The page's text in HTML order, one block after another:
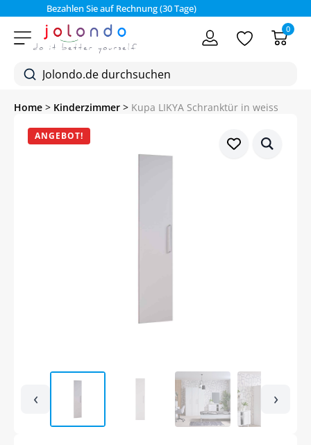
Bezahlen Sie auf Rechnung (30 Tage)
0
Home > Kinderzimmer > Kupa LIKYA Schranktür in weiss
ANGEBOT!
‹ ›